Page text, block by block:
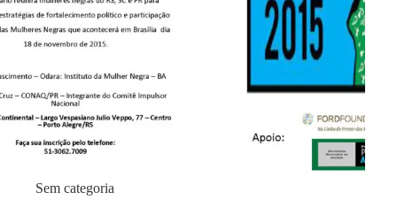
Sem categoria